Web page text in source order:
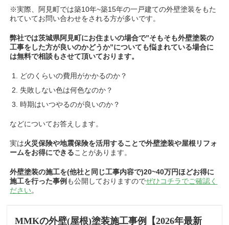
※実際、阿見町では築10年~築15年の一戸建ての外壁塗装をもた
れていてお問い合わせをされる方が多いです。
弊社では茨城県阿見町にお住まいの場合で”そもそも外壁塗装の
工事をした方が良いのかどうか”についても悩まれている場合に
は無料で相談もさせて頂いております。
どのくらいの費用がかかるのか？
失敗しない色は何色なのか？
時期はいつやるのが良いのか？
などについてお答えします。
実は火災保険や地震保険を活用することで外壁塗装や屋根リフォ
ームをお得にできることがあります。
外壁塗装の施工を(他社と同じ工事内容で)20~40万円ほどお得に
施工を行った事例 も公開しておりますのでぜひコチラでご確認く
ださい。
MMKの外壁(屋根)塗装施工事例【2026年最新